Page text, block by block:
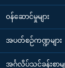
၀န်ဆောင်မှုများ
အပတ်စဉ်ကဏ္ဍများ
အင်္ဂလိပ်သင်ခန်းစာမျ